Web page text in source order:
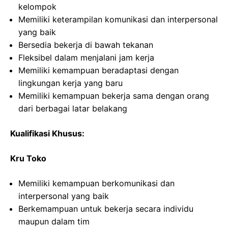
kelompok
Memiliki keterampilan komunikasi dan interpersonal
yang baik
Bersedia bekerja di bawah tekanan
Fleksibel dalam menjalani jam kerja
Memiliki kemampuan beradaptasi dengan
lingkungan kerja yang baru
Memiliki kemampuan bekerja sama dengan orang
dari berbagai latar belakang
Kualifikasi Khusus:
Kru Toko
Memiliki kemampuan berkomunikasi dan
interpersonal yang baik
Berkemampuan untuk bekerja secara individu
maupun dalam tim